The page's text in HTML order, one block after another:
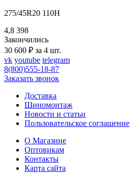
275/45R20 110H
4,8 398
Закончились
30 600 ₽ за 4 шт.
vk youtube telegram
8(800)555-18-87
Заказать звонок
Доставка
Шиномонтаж
Новости и статьи
Пользовательское соглашение
О Магазине
Оптовикам
Контакты
Карта сайта